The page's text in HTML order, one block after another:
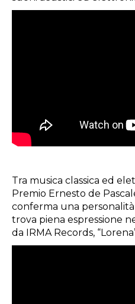
Tra musica classica ed
Premio Ernesto de
conferma una
trova piena espressione
da IRMA Records,